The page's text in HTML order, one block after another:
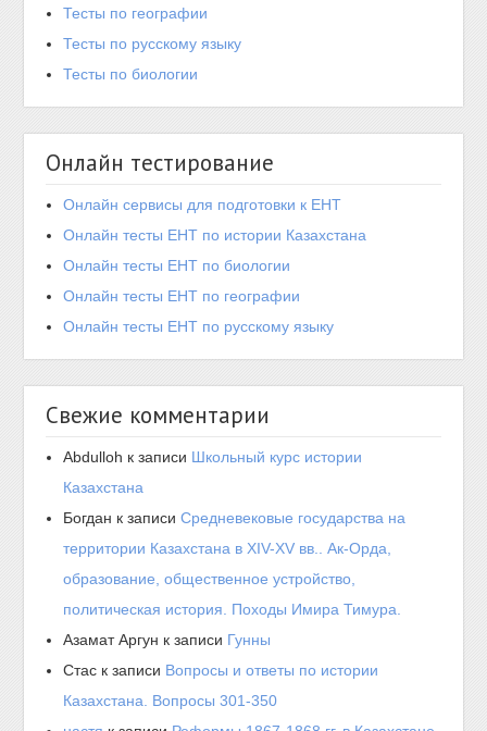
Тесты по географии
Тесты по русскому языку
Тесты по биологии
Онлайн тестирование
Онлайн сервисы для подготовки к ЕНТ
Онлайн тесты ЕНТ по истории Казахстана
Онлайн тесты ЕНТ по биологии
Онлайн тесты ЕНТ по географии
Онлайн тесты ЕНТ по русскому языку
Свежие комментарии
Abdulloh к записи Школьный курс истории
Казахстана
Богдан к записиСредневековые государства на
территории Казахстана в XIV-XV вв.. Ак-Орда,
образование, общественное устройство,
политическая история. Походы Имира Тимура.
Азамат Аргун к записи Гунны
Стас к записи Вопросы и ответы по истории
Казахстана. Вопросы 301-350